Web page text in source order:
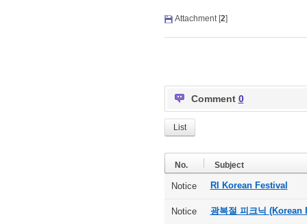
Attachment [2]
Comment 0
List
No. Subject
Notice RI Korean Festival
Notice 광복절 피크닉